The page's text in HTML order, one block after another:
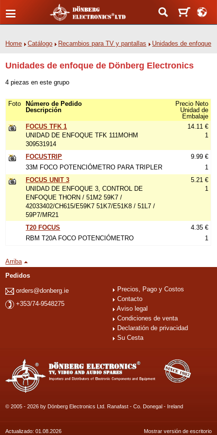
Home Catálogo Recambios para TV y pantallas Unidades de enfoque
Unidades de enfoque de Dönberg Electronics
4 piezas en este grupo
Foto
Número de Pedido
Descripción
Precio Neto
Unidad de
Embalaje
FOCUS TFK 1
UNIDAD DE ENFOQUE TFK 111MOHM
309531914
14.11 €
1
FOCUSTRIP
33M FOCO POTENCIÓMETRO PARA TRIPLER
9.99 €
1
FOCUS UNIT 3
UNIDAD DE ENFOQUE 3, CONTROL DE
ENFOQUE THORN / 51M2 59K7 /
42033402/CH615/E59K7 51K7/E51K8 / 51L7 /
59P7/MR21
5.21 €
1
T20 FOCUS
RBM T20A FOCO POTENCIÓMETRO
4.35 €
1
Arriba
Pedidos
orders@donberg.ie
+353/74-9548275
Precios, Pago y Costos
Contacto
Aviso legal
Condiciones de venta
Declaratión de privacidad
Su Cesta
© 2005 - 2026 by Dönberg Electronics Ltd. Ranafast - Co. Donegal - Ireland
Actualizado: 01.08.2026 Mostrar versión de escritorio